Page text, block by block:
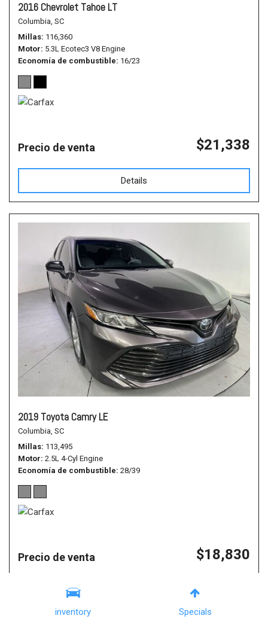
inventory Specials
2016 Chevrolet Tahoe LT
Columbia, SC
Millas 116,360
Motor 5.3L Ecotec3 V8 Engine
Economía de combustible 16/23
Precio de venta $21,338
Details
2019 Toyota Camry LE
Columbia, SC
Millas 113,495
Motor 2.5L 4-Cyl Engine
Economía de combustible 28/39
Precio de venta $18,830